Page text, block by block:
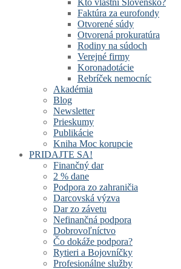
Kto vlastní Slovensko?
Faktúra za eurofondy
Otvorené súdy
Otvorená prokuratúra
Rodiny na súdoch
Verejné firmy
Koronadotácie
Rebríček nemocníc
Akadémia
Blog
Newsletter
Prieskumy
Publikácie
Kniha Moc korupcie
PRIDAJTE SA!
Finančný dar
2 % dane
Podpora zo zahraničia
Darcovská výzva
Dar zo závetu
Nefinančná podpora
Dobrovoľníctvo
Čo dokáže podpora?
Rytieri a Bojovníčky
Profesionálne služby